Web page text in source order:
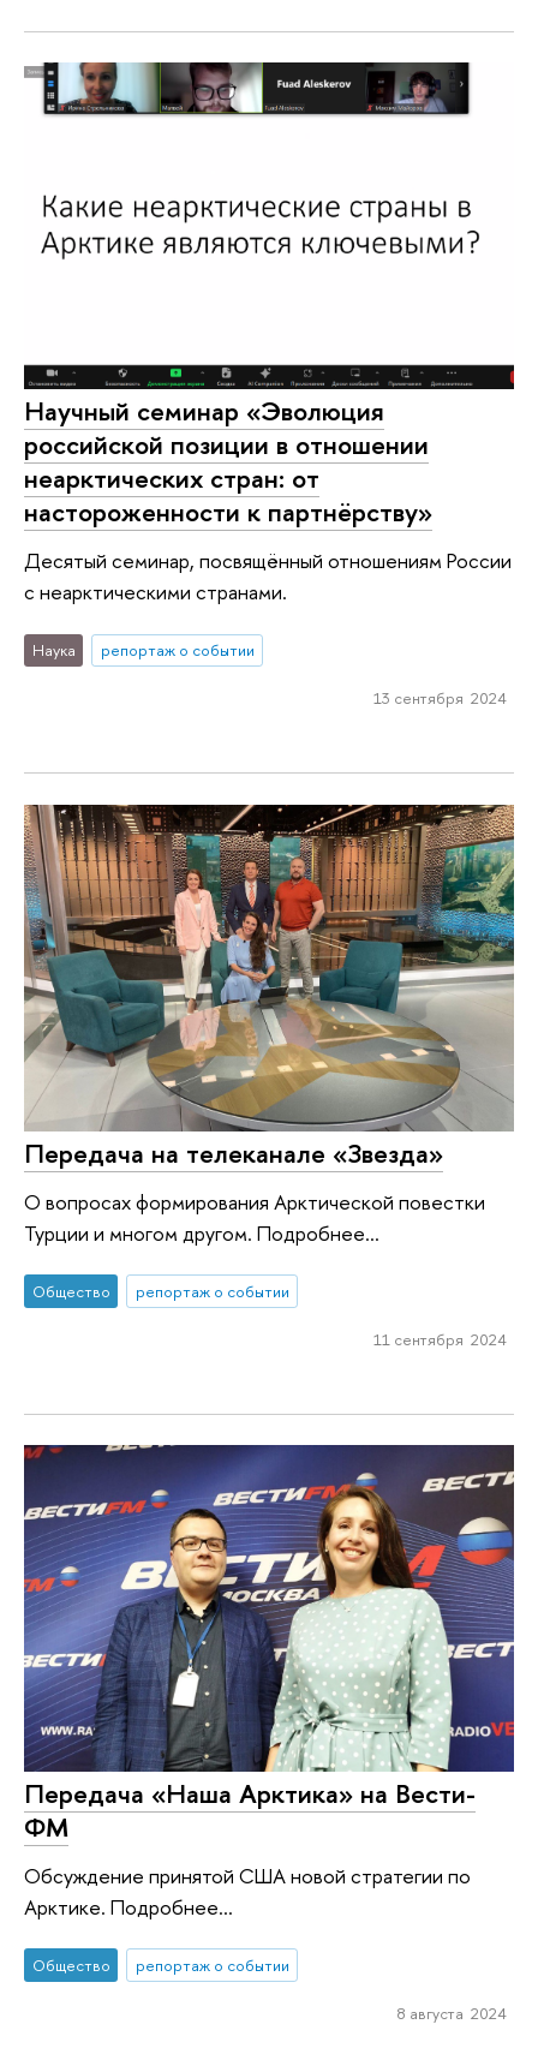
Научный семинар «Эволюция
российской позиции в отношении
неарктических стран: от
настороженности к партнёрству»
Десятый семинар, посвящённый отношениям России
с неарктическими странами.
Наука репортаж о событии
13 сентября 2024
Передача на телеканале «Звезда»
О вопросах формирования Арктической повестки
Турции и многом другом. Подробнее...
Общество репортаж о событии
11 сентября 2024
Передача «Наша Арктика» на Вести-
ФМ
Обсуждение принятой США новой стратегии по
Арктике. Подробнее...
Общество репортаж о событии
8 августа 2024